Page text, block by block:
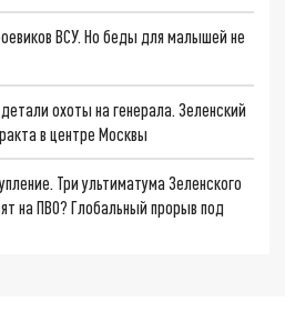
ВСУ. Но беды для малышей не
охоты на генерала. Зеленский
в центре Москвы
Три ультиматума Зеленского
на ПВО? Глобальный прорыв под